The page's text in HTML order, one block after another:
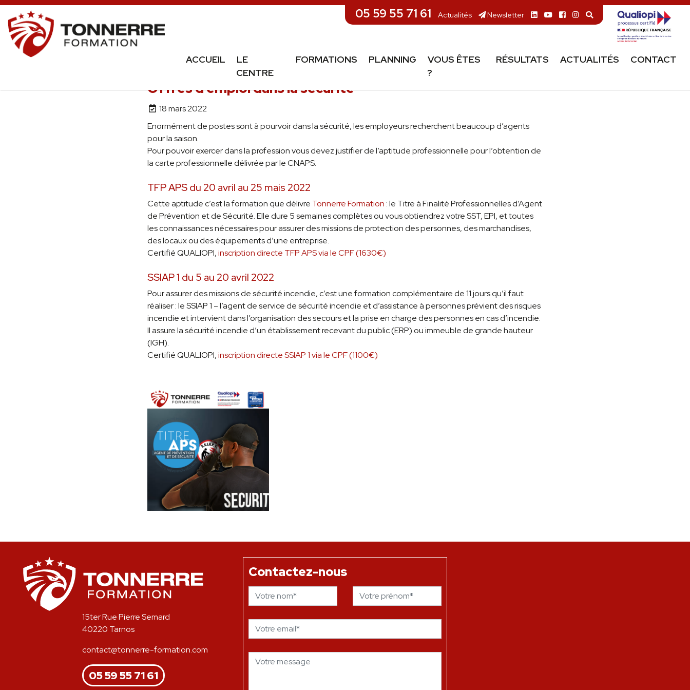
05 59 55 71 61 Actualités Newsletter
ACCUEIL
LE
CENTRE
FORMATIONS PLANNING
VOUS ÊTES
?
RÉSULTATS ACTUALITÉS CONTACT
Offres d’emploi dans la sécurité
18 mars 2022
Enormément de postes sont à pourvoir dans la sécurité, les employeurs recherchent beaucoup d’agents
pour la saison.
Pour pouvoir exercer dans la profession vous devez justifier de l’aptitude professionnelle pour l’obtention de
la carte professionnelle délivrée par le CNAPS.
TFP APS du 20 avril au 25 mais 2022
Cette aptitude c’est la formation que délivre Tonnerre Formation : le Titre à Finalité Professionnelles d’Agent
de Prévention et de Sécurité. Elle dure 5 semaines complètes ou vous obtiendrez votre SST, EPI, et toutes
les connaissances nécessaires pour assurer des missions de protection des personnes, des marchandises,
des locaux ou des équipements d’une entreprise.
Certifié QUALIOPI,inscription directe TFP APS via le CPF (1630€)
SSIAP 1 du 5 au 20 avril 2022
Pour assurer des missions de sécurité incendie, c’est une formation complémentaire de 11 jours qu’il faut
réaliser : le SSIAP 1 – l’agent de service de sécurité incendie et d’assistance à personnes prévient des risques
incendie et intervient dans l’organisation des secours et la prise en charge des personnes en cas d’incendie.
Il assure la sécurité incendie d’un établissement recevant du public (ERP) ou immeuble de grande hauteur
(IGH).
Certifié QUALIOPI,inscription directe SSIAP 1 via le CPF (1100€)
15ter Rue Pierre Semard
40220 Tarnos
contact@tonnerre-formation.com
05 59 55 71 61
Contactez-nous